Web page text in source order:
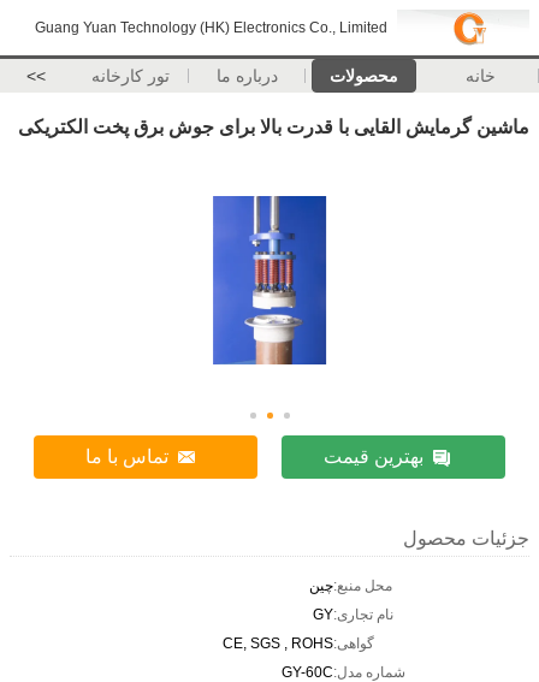
Guang Yuan Technology (HK) Electronics Co., Limited
خانه محصولات درباره ما تور کارخانه >>
ماشین گرمایش القایی با قدرت بالا برای جوش برق پخت الکتریکی
بهترین قیمت تماس با ما
جزئیات محصول
محل منبع:چین
نام تجاری:GY
گواهی:CE, SGS , ROHS
شماره مدل:GY-60C